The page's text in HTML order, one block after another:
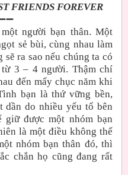
FRIENDS FOREVER
người bạn thân. Một
sẻ bùi, cùng nhau làm
ra sao nếu chúng ta có
3 – 4 người. Thậm chí
đến mấy chục năm khi
bạn là thứ vững bền,
dần do nhiều yếu tố bên
giữ được một nhóm bạn
là một điều không thể
nhóm bạn thân đó, thì
chắn họ cũng đang rất